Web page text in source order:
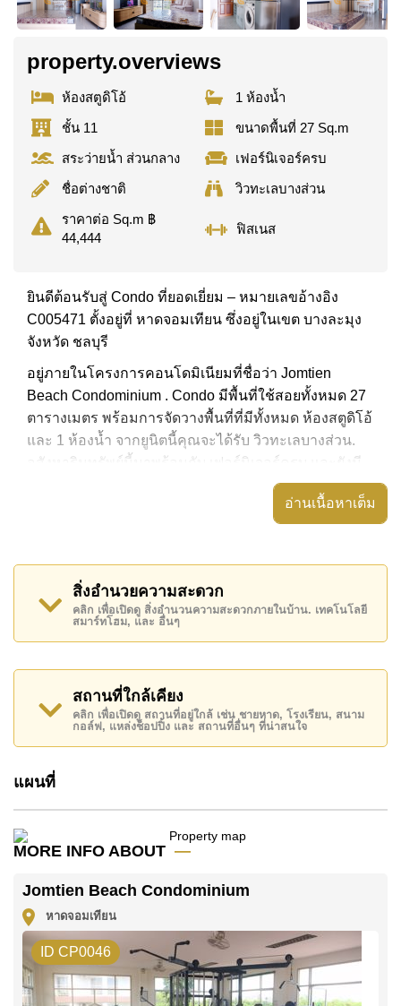
property.overviews
ห้องสตูดิโอ้
1 ห้องน้ำ
ชั้น 11
ขนาดพื้นที่ 27 Sq.m
สระว่ายน้ำ ส่วนกลาง
เฟอร์นิเจอร์ครบ
ชื่อต่างชาติ
วิวทะเลบางส่วน
ราคาต่อ Sq.m ฿
44,444
ฟิสเนส
ยินดีต้อนรับสู่ Condo ที่ยอดเยี่ยม – หมายเลขอ้างอิง
C005471 ตั้งอยู่ที่ หาดจอมเทียน ซึ่งอยู่ในเขต บางละมุง
จังหวัด ชลบุรี
อยู่ภายในโครงการคอนโดมิเนียมที่ชื่อว่า Jomtien
Beach Condominium . Condo มีพื้นที่ใช้สอยทั้งหมด 27
ตารางเมตร พร้อมการจัดวางพื้นที่ที่มีทั้งหมด ห้องสตูดิโอ้
และ 1 ห้องน้ำ จากยูนิตนี้คุณจะได้รับ วิวทะเลบางส่วน.
อสังหาริมทรัพย์นี้มาพร้อมกับ เฟอร์นิเจอร์ครบ และยังมี
สิ่งอำนวยความสะดวก ได้แก่ มีระเบียง, เครื่องปรับ
Jomtien Beach Condominium มีสิ่งอำนวยความสะดวก
ส่วนกลาง ได้แก่ ฟิสเนส, ห้องเกมส์, ร้านอาหาร/ร้าน
กาแฟในสถานที่, มินิมาร์ท
สถานที่สำคัญใกล้ Jomtien Beach Condominium ได้แก่:
ติดชายหาด, ไกล้เคียงรถประจำทาง , ตลาดน้ำสี่ภาค
พัทยา, พัทยาปาร์ค , เอเชีย 9 หลุม กอล์ฟ , รพ.กรุงเทพ
จอมเทียน, โรงพยาบาลเมืองพัทยา
อสังหาริมทรัพย์นี้มีไว้สำหรับขายในราคา ฿ 1,200,000
บาท คิดเป็น ฿ 44,444 บาทต่อตารางเมตร
ค้นพบโอกาสในการทำให้ที่อยู่อาศัยนี้เป็นบ้านในฝันของ
ติดต่อ Cornerstone Real Estate โทร +6638411250
หรือ อีเมลinfo@cornerstone.co.th
WhatsApp ของสำนักงาน:+66807945904และ LINE:
@cornerstonepattaya
อ่านเนื้อหาเต็ม
สิ่งอำนวยความสะดวก
คลิก เพื่อเปิดดู สิ่งอำนวนความสะดวกภายในบ้าน. เทคโนโลยี
สมาร์ทโฮม, และ อื่นๆ
สถานที่ใกล้เคียง
คลิก เพื่อเปิดดู สถานที่อยู่ใกล้ เช่น ชายหาด, โรงเรียน, สนาม
กอล์ฟ, แหล่งช็อปปิ้ง และ สถานที่อื่นๆ ที่น่าสนใจ
แผนที่
MORE INFO ABOUT
Jomtien Beach Condominium
หาดจอมเทียน
ID CP0046